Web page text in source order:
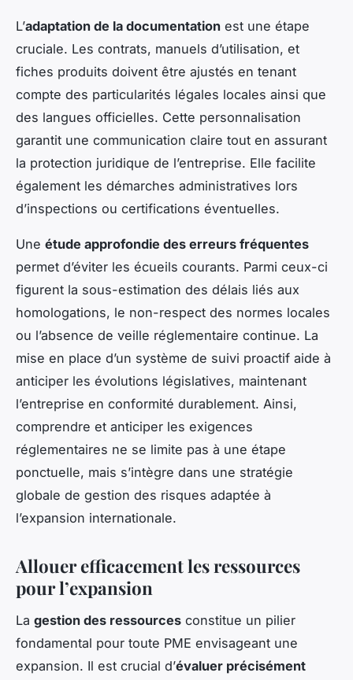
L’adaptation de la documentation est une étape
cruciale. Les contrats, manuels d’utilisation, et
fiches produits doivent être ajustés en tenant
compte des particularités légales locales ainsi que
des langues officielles. Cette personnalisation
garantit une communication claire tout en assurant
la protection juridique de l’entreprise. Elle facilite
également les démarches administratives lors
d’inspections ou certifications éventuelles.
Une étude approfondie des erreurs fréquentes
permet d’éviter les écueils courants. Parmi ceux-ci
figurent la sous-estimation des délais liés aux
homologations, le non-respect des normes locales
ou l’absence de veille réglementaire continue. La
mise en place d’un système de suivi proactif aide à
anticiper les évolutions législatives, maintenant
l’entreprise en conformité durablement. Ainsi,
comprendre et anticiper les exigences
réglementaires ne se limite pas à une étape
ponctuelle, mais s’intègre dans une stratégie
globale de gestion des risques adaptée à
l’expansion internationale.
Allouer efficacement les ressources
pour l’expansion
La gestion des ressources constitue un pilier
fondamental pour toute PME envisageant une
expansion. Il est crucial d’évaluer précisément